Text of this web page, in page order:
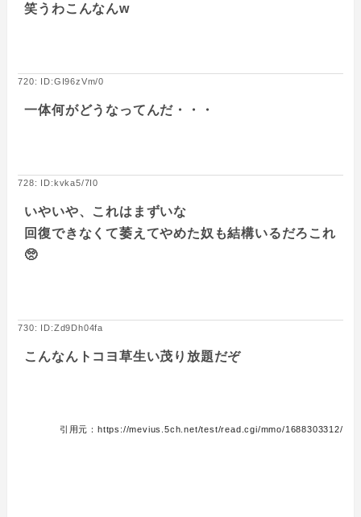
笑うわこんなんw
720: ID:GI96zVm/0
一体何がどうなってんだ・・・
728: ID:kvka5/7I0
いやいや、これはまずいな
回復できなくて萎えてやめた奴も結構いるだろこれ
🥺
730: ID:Zd9Dh04fa
こんなんトコヨ草生い茂り放題だぞ
引用元：https://mevius.5ch.net/test/read.cgi/mmo/1688303312/